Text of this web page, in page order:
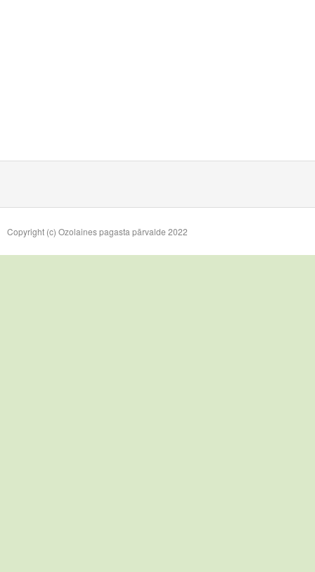
Copyright (c) Ozolaines pagasta pārvalde 2022